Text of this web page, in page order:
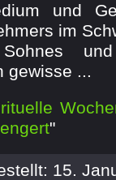
und
im
gewisse ...
"
15.